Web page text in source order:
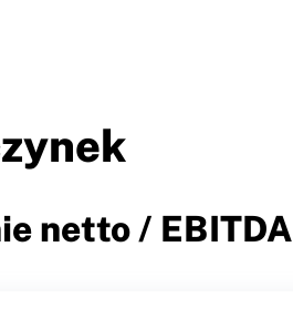
netto / EBITDA